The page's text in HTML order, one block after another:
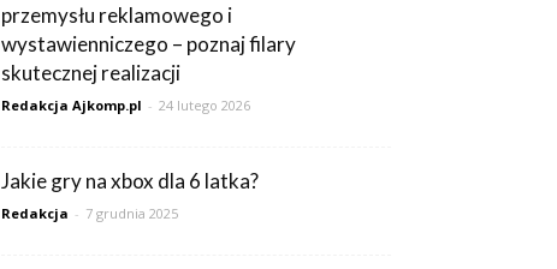
przemysłu reklamowego i
wystawienniczego – poznaj filary
skutecznej realizacji
Redakcja Ajkomp.pl - 24 lutego 2026
Jakie gry na xbox dla 6 latka?
Redakcja - 7 grudnia 2025